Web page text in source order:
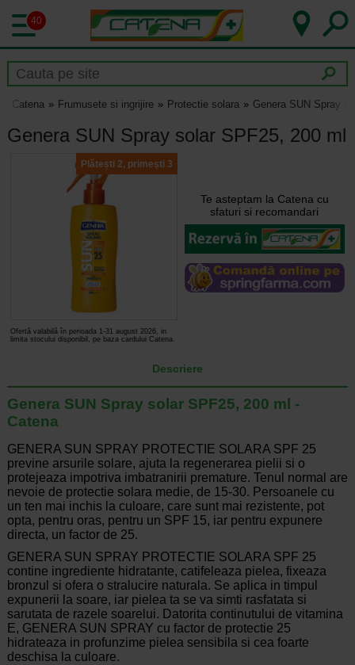
40
Catena Frumusete si ingrijire Protectie solara Genera SUN Spray
Genera SUN Spray solar SPF25, 200 ml
Plătești 2, primești 3
Ofertă valabilă în perioada 1-31 august 2026, in
limita stocului disponibil, pe baza cardului Catena.
Te asteptam la Catena cu
sfaturi si recomandari
Descriere
Genera SUN Spray solar SPF25, 200 ml -
Catena
GENERA SUN SPRAY PROTECTIE SOLARA SPF 25
previne arsurile solare, ajuta la regenerarea pielii si o
protejeaza impotriva imbatranirii premature. Tenul normal are
nevoie de protectie solara medie, de 15-30. Persoanele cu
un ten mai inchis la culoare, care sunt mai rezistente, pot
opta, pentru oras, pentru un SPF 15, iar pentru expunere
directa, un factor de 25.
GENERA SUN SPRAY PROTECTIE SOLARA SPF 25
contine ingrediente hidratante, catifeleaza pielea, fixeaza
bronzul si ofera o stralucire naturala. Se aplica in timpul
expunerii la soare, iar pielea ta se va simti rasfatata si
sarutata de razele soarelui. Datorita continutului de vitamina
E, GENERA SUN SPRAY cu factor de protectie 25
hidrateaza in profunzime pielea sensibila si cea foarte
deschisa la culoare.